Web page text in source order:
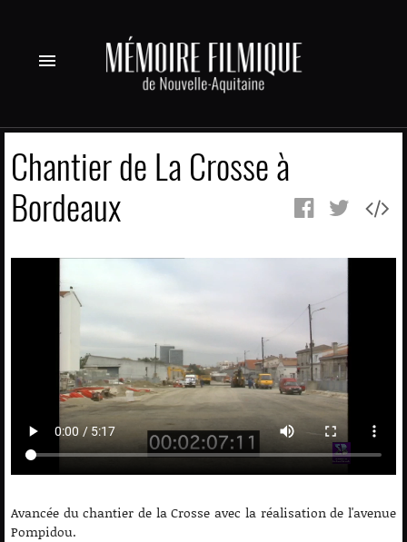
menu
Chantier de La Crosse à
Bordeaux
Avancée du chantier de la Crosse avec la réalisation de l'avenue
Pompidou.